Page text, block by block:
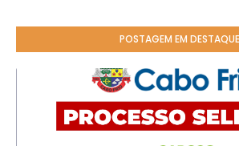
POSTAGEM EM DESTAQUE